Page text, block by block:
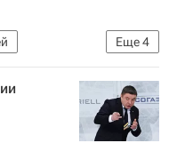
Еще4
Ушенин